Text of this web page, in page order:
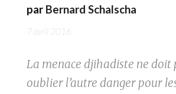
par Bernard Schalscha
7 avril 2016
La menace djihadiste ne doit
oublier l’autre danger pour